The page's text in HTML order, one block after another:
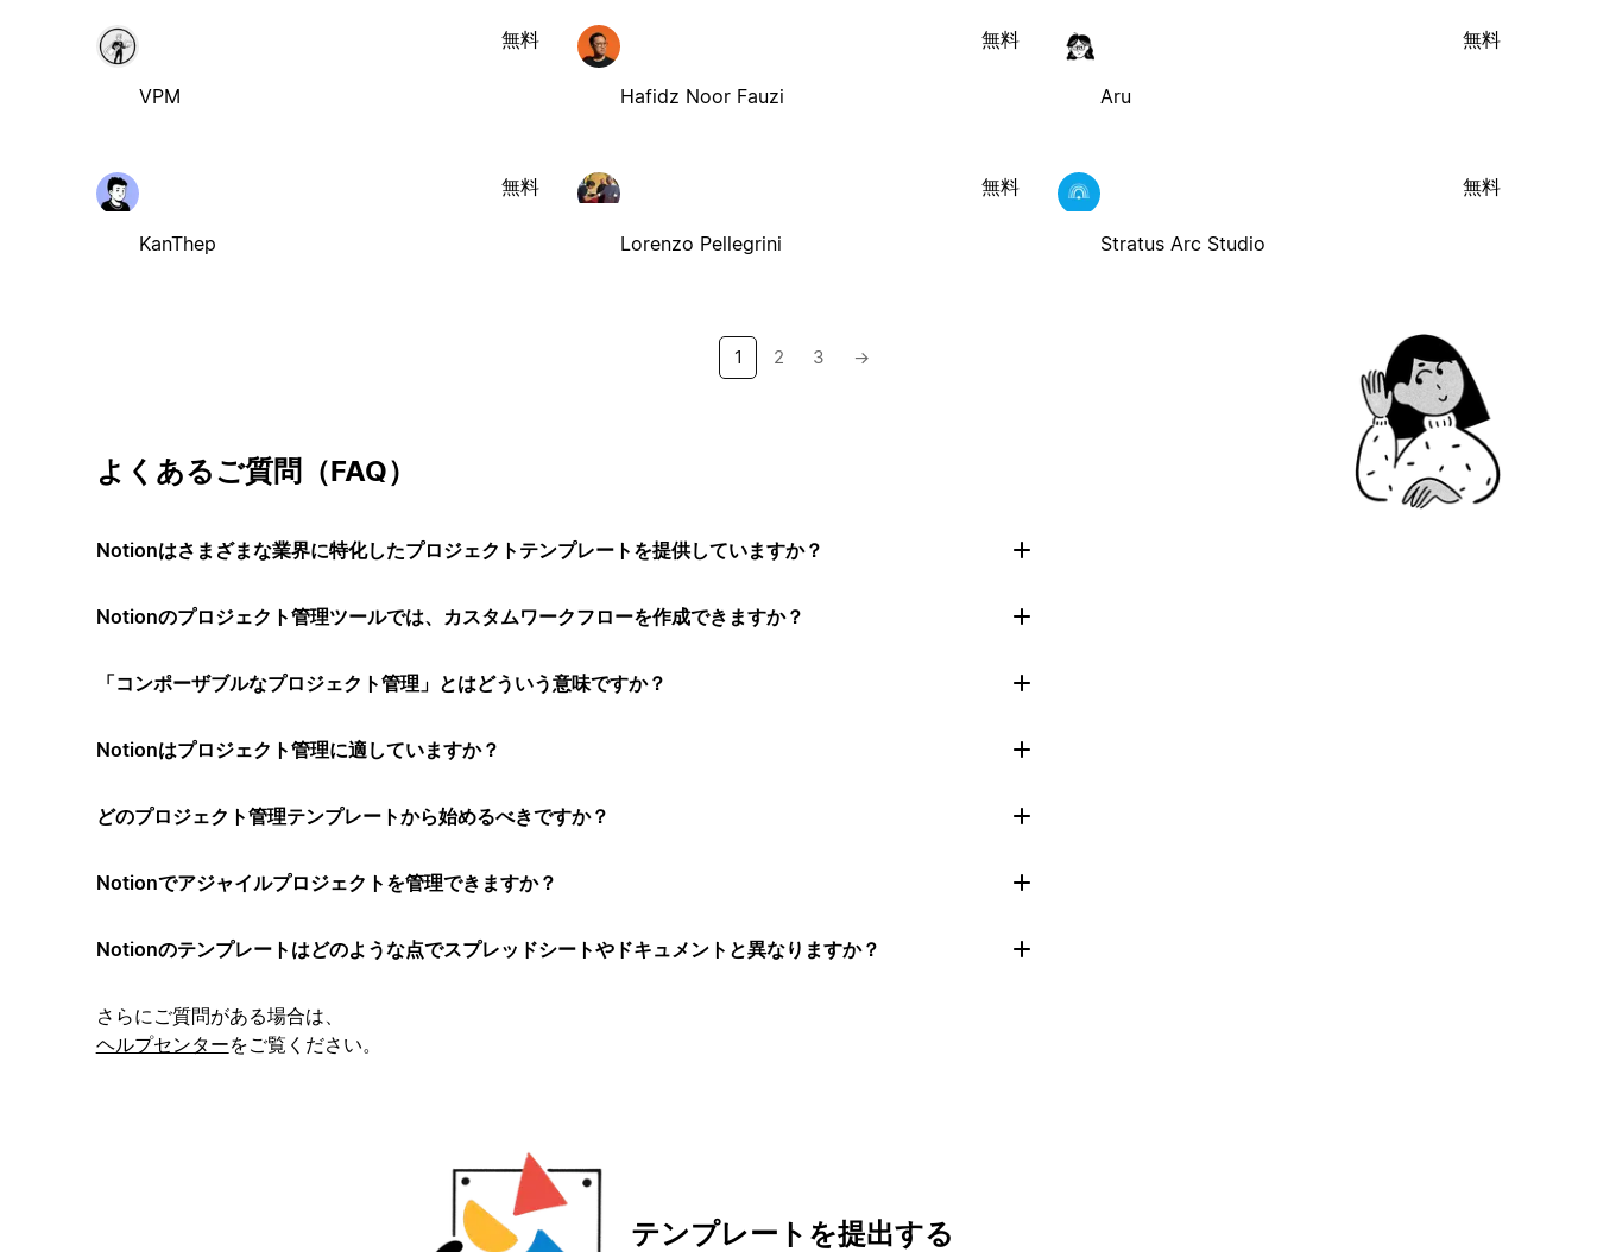
VPM
無料
Hafidz Noor Fauzi
無料
Aru
無料
KanThep
無料
Lorenzo Pellegrini
無料
Stratus Arc Studio
無料
1 2 3 →
よくあるご質問（FAQ）
Notionはさまざまな業界に特化したプロジェクトテンプレートを提供していますか？
Notionのプロジェクト管理ツールでは、カスタムワークフローを作成できますか？
「コンポーザブルなプロジェクト管理」とはどういう意味ですか？
Notionはプロジェクト管理に適していますか？
どのプロジェクト管理テンプレートから始めるべきですか？
Notionでアジャイルプロジェクトを管理できますか？
Notionのテンプレートはどのような点でスプレッドシートやドキュメントと異なりますか？
さらにご質問がある場合は、
ヘルプセンターをご覧ください。
テンプレートを提出する